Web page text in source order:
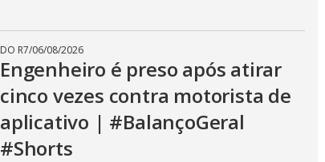
DO R7/06/08/2026
Engenheiro é preso após atirar
cinco vezes contra motorista de
aplicativo | #BalançoGeral
#Shorts